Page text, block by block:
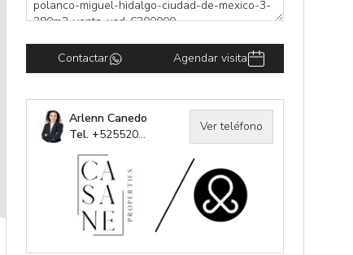
Contactar Agendar visita
Arlenn Canedo
Tel. +525520941243
Ver teléfono